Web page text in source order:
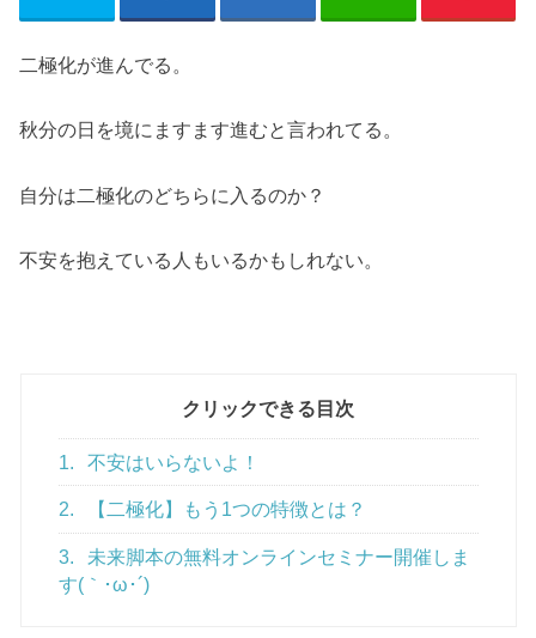
二極化が進んでる。
秋分の日を境にますます進むと言われてる。
自分は二極化のどちらに入るのか？
不安を抱えている人もいるかもしれない。
クリックできる目次
1. 不安はいらないよ！
2. 【二極化】もう1つの特徴とは？
3.
未来脚本の無料オンラインセミナー開催しま
す(｀･ω･´)ゞ